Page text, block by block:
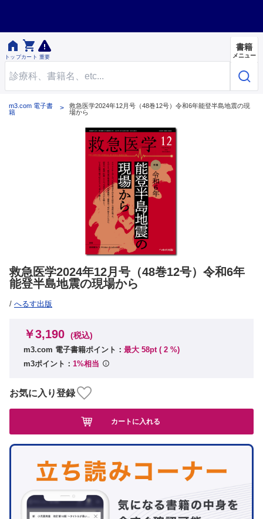

トップ

カート 重要
書籍
メニュー
m3.com 電子書
籍
救急医学2024年12月号（48巻12号）令和6年能登半島地震の現
場から
救急医学2024年12月号（48巻12号）令和6年
能登半島地震の現場から
/ へるす出版
￥3,190 (税込)
m3.com 電子書籍ポイント： 最大 58pt ( 2 %)
m3ポイント： 1%相当
お気に入り登録
カートに入れる